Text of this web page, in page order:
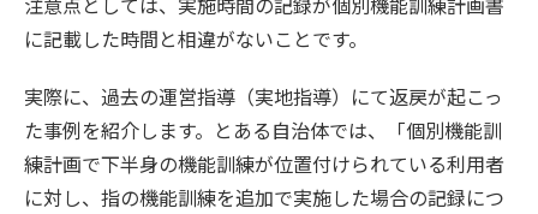
に記載した時間と相違がないことです。
実際に、過去の運営指導（実地指導）にて返戻が起こっ
た事例を紹介します。とある自治体では、「個別機能訓
練計画で下半身の機能訓練が位置付けられている利用者
に対し、指の機能訓練を追加で実施した場合の記録につ